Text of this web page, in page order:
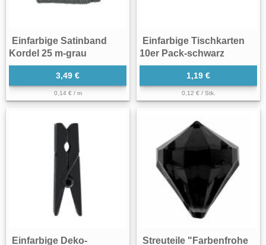
Einfarbige Satinband
Kordel 25 m-grau
3,49 €
0,14 € / m
Einfarbige Tischkarten
10er Pack-schwarz
1,19 €
0,12 € / Stk.
Einfarbige Deko-
Streuteile "Farbenfrohe